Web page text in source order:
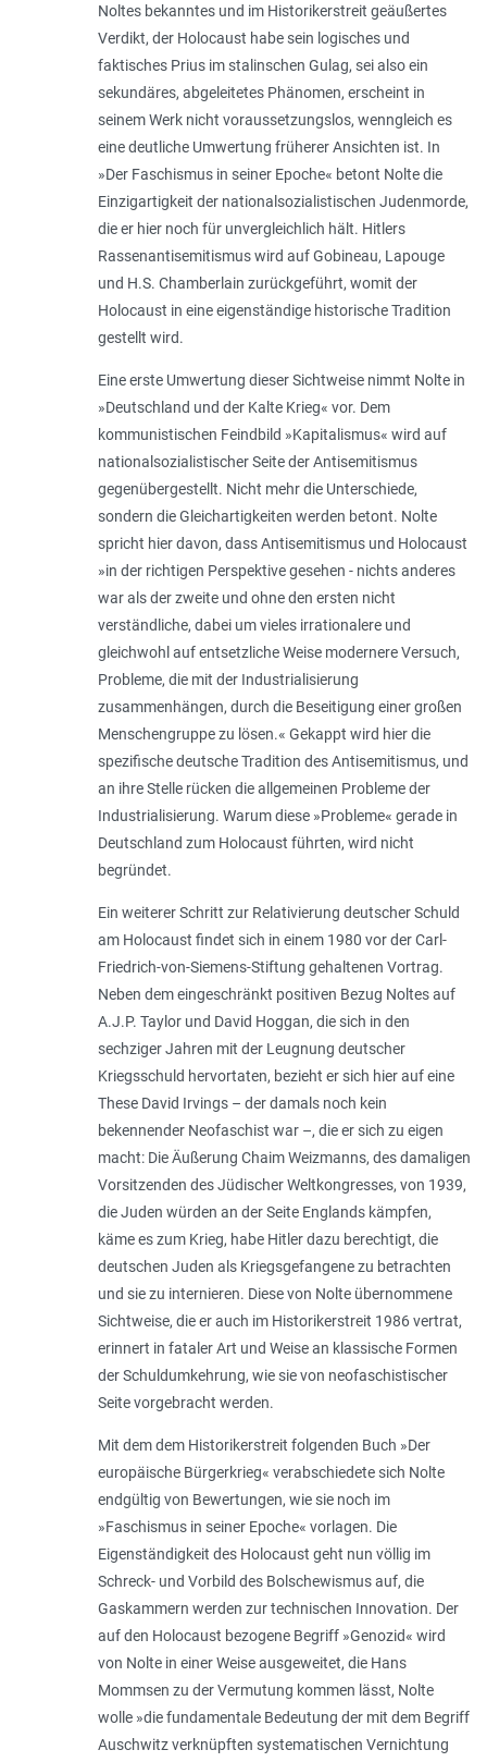
Noltes bekanntes und im Historikerstreit geäußertes
Verdikt, der Holocaust habe sein logisches und
faktisches Prius im stalinschen Gulag, sei also ein
sekundäres, abgeleitetes Phänomen, erscheint in
seinem Werk nicht voraussetzungslos, wenngleich es
eine deutliche Umwertung früherer Ansichten ist. In
»Der Faschismus in seiner Epoche« betont Nolte die
Einzigartigkeit der nationalsozialistischen Judenmorde,
die er hier noch für unvergleichlich hält. Hitlers
Rassenantisemitismus wird auf Gobineau, Lapouge
und H.S. Chamberlain zurückgeführt, womit der
Holocaust in eine eigenständige historische Tradition
gestellt wird.
Eine erste Umwertung dieser Sichtweise nimmt Nolte in
»Deutschland und der Kalte Krieg« vor. Dem
kommunistischen Feindbild »Kapitalismus« wird auf
nationalsozialistischer Seite der Antisemitismus
gegenübergestellt. Nicht mehr die Unterschiede,
sondern die Gleichartigkeiten werden betont. Nolte
spricht hier davon, dass Antisemitismus und Holocaust
»in der richtigen Perspektive gesehen - nichts anderes
war als der zweite und ohne den ersten nicht
verständliche, dabei um vieles irrationalere und
gleichwohl auf entsetzliche Weise modernere Versuch,
Probleme, die mit der Industrialisierung
zusammenhängen, durch die Beseitigung einer großen
Menschengruppe zu lösen.« Gekappt wird hier die
spezifische deutsche Tradition des Antisemitismus, und
an ihre Stelle rücken die allgemeinen Probleme der
Industrialisierung. Warum diese »Probleme« gerade in
Deutschland zum Holocaust führten, wird nicht
begründet.
Ein weiterer Schritt zur Relativierung deutscher Schuld
am Holocaust findet sich in einem 1980 vor der Carl-
Friedrich-von-Siemens-Stiftung gehaltenen Vortrag.
Neben dem eingeschränkt positiven Bezug Noltes auf
A.J.P. Taylor und David Hoggan, die sich in den
sechziger Jahren mit der Leugnung deutscher
Kriegsschuld hervortaten, bezieht er sich hier auf eine
These David Irvings – der damals noch kein
bekennender Neofaschist war –, die er sich zu eigen
macht: Die Äußerung Chaim Weizmanns, des damaligen
Vorsitzenden des Jüdischer Weltkongresses, von 1939,
die Juden würden an der Seite Englands kämpfen,
käme es zum Krieg, habe Hitler dazu berechtigt, die
deutschen Juden als Kriegsgefangene zu betrachten
und sie zu internieren. Diese von Nolte übernommene
Sichtweise, die er auch im Historikerstreit 1986 vertrat,
erinnert in fataler Art und Weise an klassische Formen
der Schuldumkehrung, wie sie von neofaschistischer
Seite vorgebracht werden.
Mit dem dem Historikerstreit folgenden Buch »Der
europäische Bürgerkrieg« verabschiedete sich Nolte
endgültig von Bewertungen, wie sie noch im
»Faschismus in seiner Epoche« vorlagen. Die
Eigenständigkeit des Holocaust geht nun völlig im
Schreck- und Vorbild des Bolschewismus auf, die
Gaskammern werden zur technischen Innovation. Der
auf den Holocaust bezogene Begriff »Genozid« wird
von Nolte in einer Weise ausgeweitet, die Hans
Mommsen zu der Vermutung kommen lässt, Nolte
wolle »die fundamentale Bedeutung der mit dem Begriff
Auschwitz verknüpften systematischen Vernichtung